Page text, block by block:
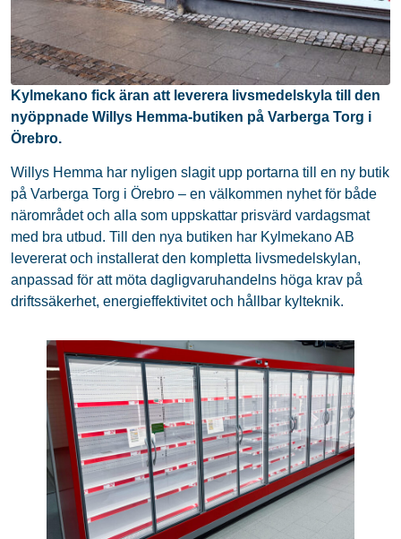
Kylmekano fick äran att leverera livsmedelskyla till den
nyöppnade Willys Hemma-butiken på Varberga Torg i
Örebro.
Willys Hemma har nyligen slagit upp portarna till en ny butik
på Varberga Torg i Örebro – en välkommen nyhet för både
närområdet och alla som uppskattar prisvärd vardagsmat
med bra utbud. Till den nya butiken har Kylmekano AB
levererat och installerat den kompletta livsmedelskylan,
anpassad för att möta dagligvaruhandelns höga krav på
driftssäkerhet, energieffektivitet och hållbar kylteknik.